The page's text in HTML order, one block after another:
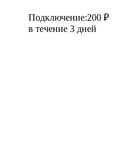
Подключение:200 ₽
в течение 3 дней